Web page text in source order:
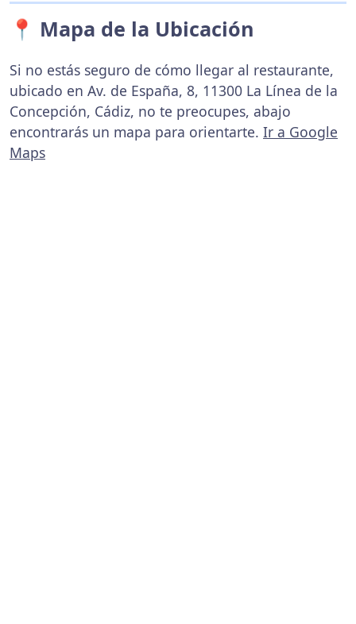
📍 Mapa de la Ubicación
Si no estás seguro de cómo llegar al restaurante,
ubicado en Av. de España, 8, 11300 La Línea de la
Concepción, Cádiz, no te preocupes, abajo
encontrarás un mapa para orientarte. Ir a Google
Maps